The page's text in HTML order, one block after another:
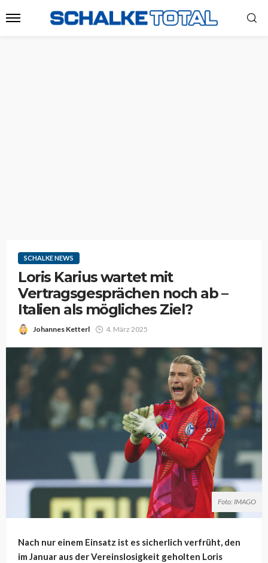
SCHALKE NEWS
Loris Karius wartet mit
Vertragsgesprächen noch ab –
Italien als mögliches Ziel?
Johannes Ketterl 4. März 2025
Foto: IMAGO
Nach nur einem Einsatz ist es sicherlich verfrüht, den
im Januar aus der Vereinslosigkeit geholten Loris